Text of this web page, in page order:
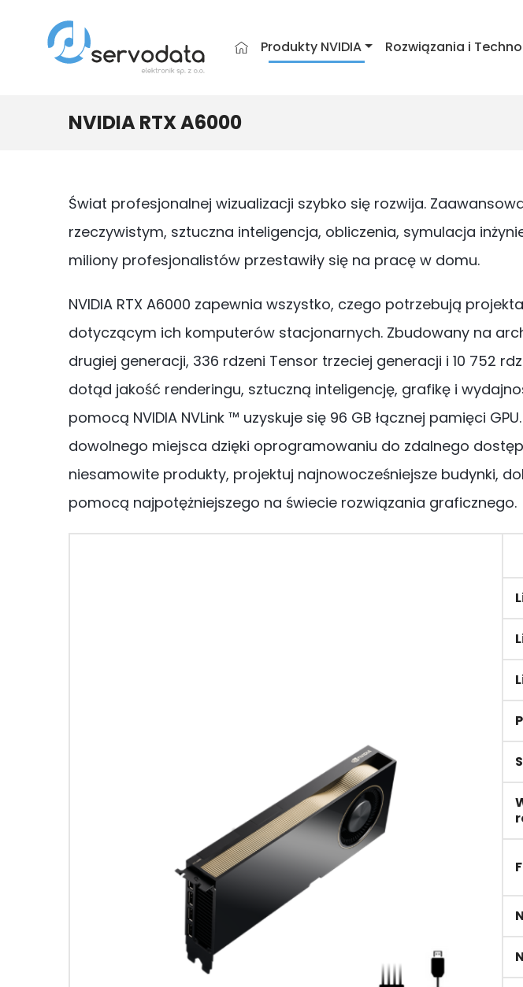
Produkty NVIDIA Rozwiązania i
NVIDIA RTX A6000
Świat profesjonalnej wizualizacji szybko się rozwija.
rzeczywistym, sztuczna inteligencja, obliczenia, symulacja
miliony profesjonalistów przestawiły się na pracę w domu.
NVIDIA RTX A6000 zapewnia wszystko, czego potrzebują
dotyczącym ich komputerów stacjonarnych. Zbudowany na
drugiej generacji, 336 rdzeni Tensor trzeciej generacji i 10 752
dotąd jakość renderingu, sztuczną inteligencję, grafikę i
pomocą NVIDIA NVLink ™ uzyskuje się 96 GB łącznej pamięci
dowolnego miejsca dzięki oprogramowaniu do zdalnego
niesamowite produkty, projektuj najnowocześniejsze budynki,
pomocą najpotężniejszego na świecie rozwiązania graficznego.